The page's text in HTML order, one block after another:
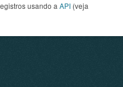
usando a API (veja